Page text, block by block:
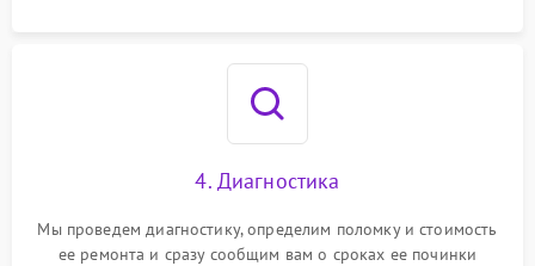
4. Диагностика
Мы проведем диагностику, определим поломку и стоимость
ее ремонта и сразу сообщим вам о сроках ее починки